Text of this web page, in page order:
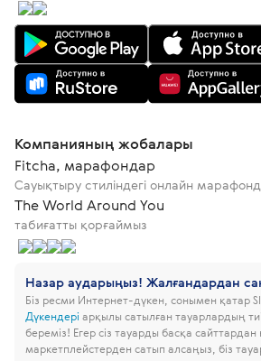
Компанияның жобалары
Fitcha, марафондар
Сауықтыру стиліндегі онлайн
The World Around You
табиғатты қорғаймыз
Назар аударыңыз! Жалғандардан
Біз ресми Интернет-дүкен, сонымен қатар
Дүкендері арқылы сатылған тауарлардың
береміз! Егер сіз тауарды басқа
маркетплейстерден сатып алсаңыз, біз